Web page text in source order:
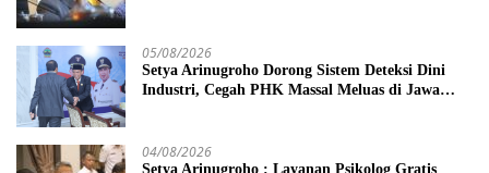
05/08/2026
Setya Arinugroho Dorong Sistem Deteksi Dini
Industri, Cegah PHK Massal Meluas di Jawa
04/08/2026
Setya Arinugroho : Layanan Psikolog Gratis